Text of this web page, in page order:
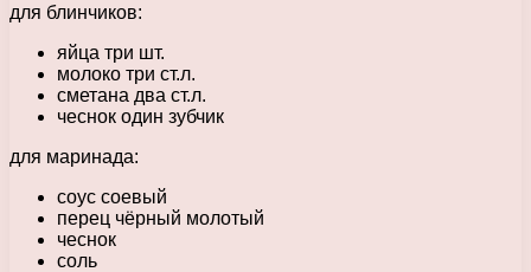
для блинчиков:
яйца три шт.
молоко три ст.л.
сметана два ст.л.
чеснок один зубчик
для маринада:
соус соевый
перец чёрный молотый
чеснок
соль